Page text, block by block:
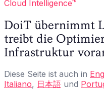
Cloud Intelligence™
DoiT übernimmt
treibt die
Infrastruktur
Diese Seite ist auch in
Italiano, 日本語 und